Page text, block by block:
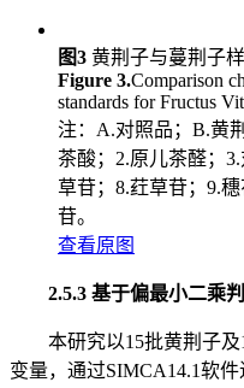
图3 黄荆子与蔓荆子
Figure 3.Comparison
standards for Fructus
注：A.对照品；B.黄
茶酸；2.原儿茶醛；
草苷；8.荭草苷；9.
苷。
查看原图
2.5.3 基于偏最小二乘
本研究以15批黄荆子
变量，通过SIMCA14.1软